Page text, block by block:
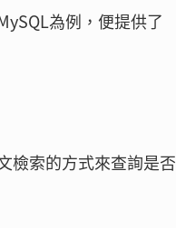
為例，便提供了
檢索的方式來查詢是否